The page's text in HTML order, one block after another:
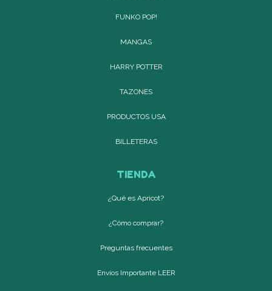
FUNKO POP!
MANGAS
HARRY POTTER
TAZONES
PRODUCTOS USA
BILLETERAS
TIENDA
¿Qué es Apricot?
¿Cómo comprar?
Preguntas frecuentes
Envíos Importante LEER